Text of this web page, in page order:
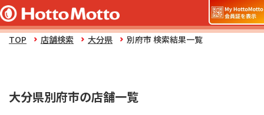
TOP 店舗検索 大分県 別府市 検索結果一覧
大分県別府市の店舗一覧